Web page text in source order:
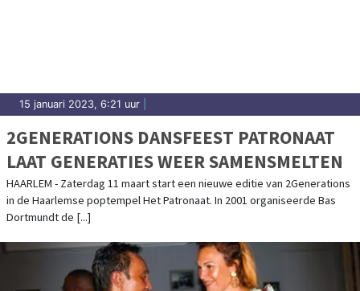
15 januari 2023, 6:21 uur
2GENERATIONS DANSFEEST PATRONAAT
LAAT GENERATIES WEER SAMENSMELTEN
HAARLEM - Zaterdag 11 maart start een nieuwe editie van 2Generations
in de Haarlemse poptempel Het Patronaat. In 2001 organiseerde Bas
Dortmundt de [...]